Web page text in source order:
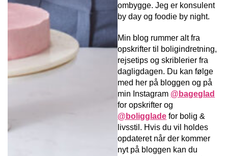
ombygge. Jeg er konsulent
by day og foodie by night.
Min blog rummer alt fra
opskrifter til boligindretning,
rejsetips og skriblerier fra
dagligdagen. Du kan følge
med her på bloggen og på
min Instagram @bageglad
for opskrifter og
@boligglade for bolig &
livsstil. Hvis du vil holdes
opdateret når der kommer
nyt på bloggen kan du